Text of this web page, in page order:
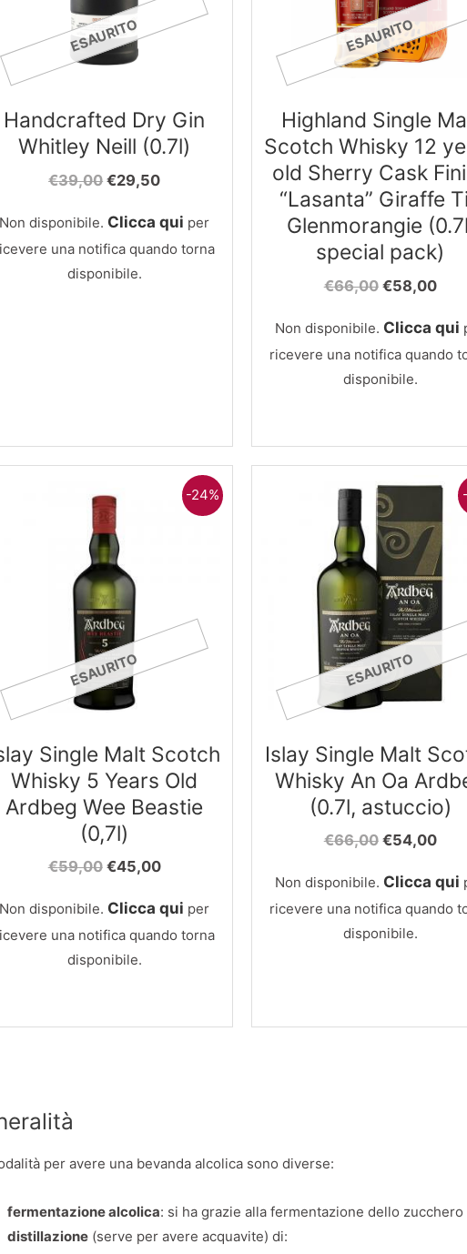
ESAURITO
Handcrafted Dry Gin
Whitley Neill (0.7l)
€39,00 Il
originale
€39,00.
€29,50Il
attuale
è:
€29,50.
Non disponibile. Clicca qui per
una notifica quando torna
disponibile.
ESAURITO
Highland Single
Scotch Whisky 12
old Sherry Cask
“Lasanta” Giraffe
Glenmorangie
special pack)
€66,00 Il
originale
€66,00.
€58,00Il
è:
Non disponibile. Clicca qui
ricevere una notifica quando
disponibile.
-24%
ESAURITO
Single Malt Scotch
Whisky 5 Years Old
Ardbeg Wee Beastie
(0,7l)
€59,00 Il
originale
€59,00.
€45,00Il
attuale
è:
€45,00.
Non disponibile. Clicca qui per
una notifica quando torna
disponibile.
ESAURITO
Islay Single Malt
Whisky An Oa
(0.7l, astuccio)
€66,00 Il
originale
€66,00.
€54,00Il
è:
Non disponibile. Clicca qui
ricevere una notifica quando
disponibile.
per avere una bevanda alcolica sono diverse:
fermentazione alcolica: si ha grazie alla fermentazione dello
distillazione (serve per avere acquavite) di: